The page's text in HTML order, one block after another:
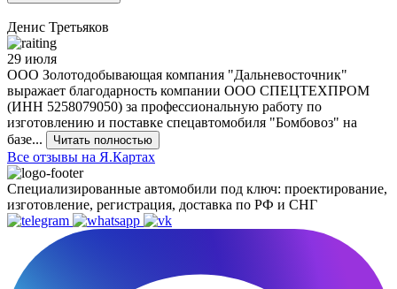
Денис Третьяков
29 июля
ООО Золотодобывающая компания "Дальневосточник"
выражает благодарность компании ООО СПЕЦТЕХПРОМ
(ИНН 5258079050) за профессиональную работу по
изготовлению и поставке спецавтомобиля "Бомбовоз" на
базе...
Читать полностью
Все отзывы на Я.Картах
Специализированные автомобили под ключ: проектирование,
изготовление, регистрация, доставка по РФ и СНГ